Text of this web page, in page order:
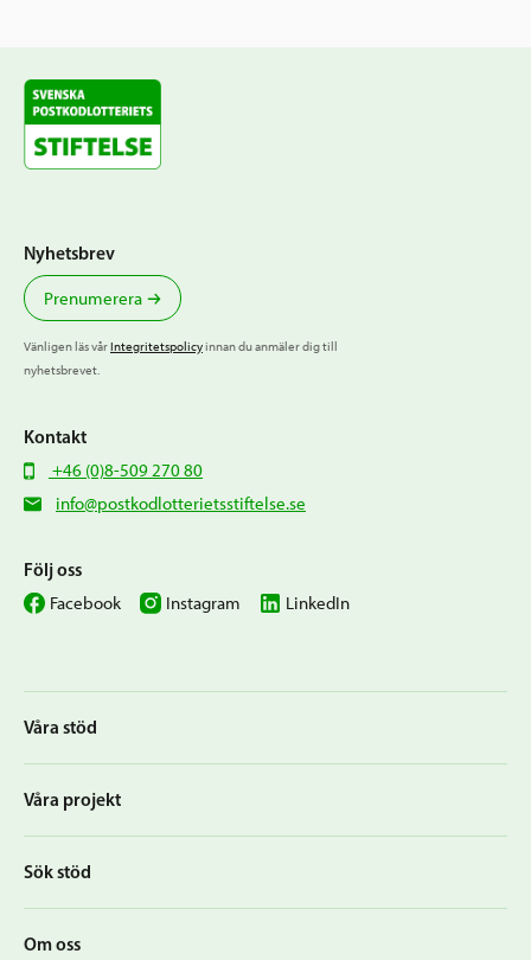
Våra stöd
Våra projekt
Sök stöd
Om oss
Nyhetsbrev
Prenumerera
Vänligen läs vårIntegritetspolicyinnan du anmäler dig till
nyhetsbrevet.
Kontakt
+46 (0)8-509 270 80
info@postkodlotterietsstiftelse.se
Följ oss
Facebook Instagram LinkedIn